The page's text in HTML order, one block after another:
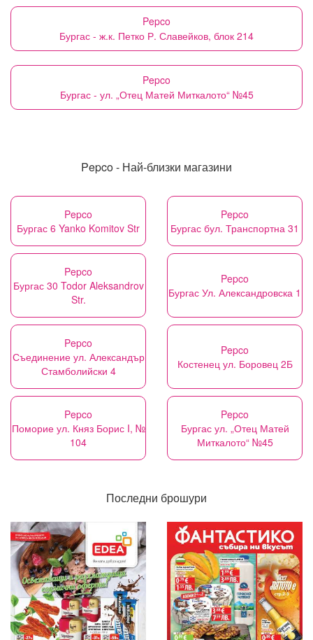
Pepco
Бургас - ж.к. Петко Р. Славейков, блок 214
Pepco
Бургас - ул. „Отец Матей Миткалото“ №​45
Pepco - Най-близки магазини
Pepco
Бургас 6 Yanko Komitov Str
Pepco
Бургас бул. Транспортна 31
Pepco
Бургас 30 Todor Aleksandrov
Str.
Pepco
Бургас Ул. Александровска 1
Pepco
Съединение ул. Александър
Стамболийски 4
Pepco
Костенец ул. Боровец 2Б
Pepco
Поморие ул. Княз Борис I, №
104
Pepco
Бургас ул. „Отец Матей
Миткалото“ №​45
Последни брошури